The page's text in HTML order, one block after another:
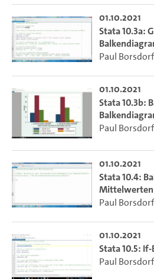
01.10.2021
Stata 10.3a:
Paul Borsdorf
01.10.2021
Stata 10.3b:
Paul Borsdorf
01.10.2021
Stata 10.4:
Mittelwerten
Paul Borsdorf
01.10.2021
Stata 10.5:
Paul Borsdorf